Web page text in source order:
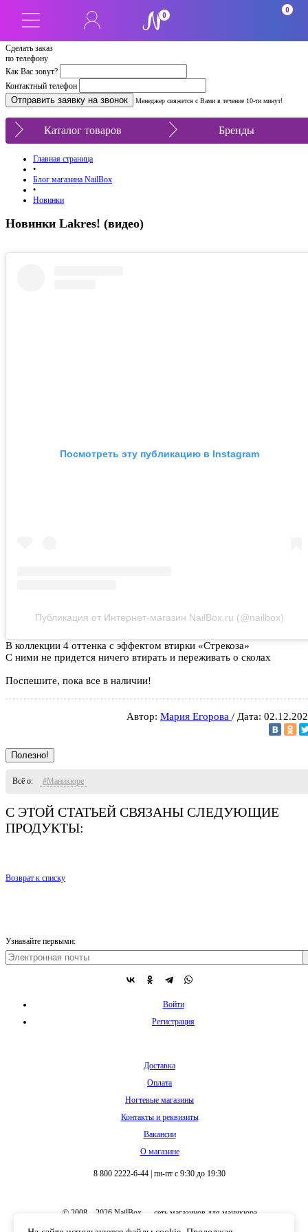
Сделать заказ
по телефону
Как Вас зовут?
Контактный телефон
Менеджер свяжется с Вами в течение 10-ти минут!
0
0
Каталог товаров Бренды
Главная страница
•
Блог магазина NailBox
•
Новинки
Новинки Lakres! (видео)
Посмотреть эту публикацию в Instagram
Публикация от Интернет-магазин NailBox.ru (@nailbox)
В коллекции 4 оттенка с эффектом втирки «Стрекоза»
С ними не придется ничего втирать и переживать о сколах
Поспешите, пока все в наличии!
Автор: Мария Егорова / Дата:
Полезно!
Всё о: #Маникюре
С ЭТОЙ СТАТЬЕЙ СВЯЗАНЫ СЛЕДУЮЩИЕ
ПРОДУКТЫ:
Возврат к списку
Узнавайте первыми:
Войти
Регистрация
Доставка
Оплата
Ногтевые магазины
Контакты и реквизиты
Вакансии
О магазине
8 800 2222-6-44 пн-пт с 9:30 до 19:30
© 2008 – 2026 NailBox — сеть магазинов для маникюра